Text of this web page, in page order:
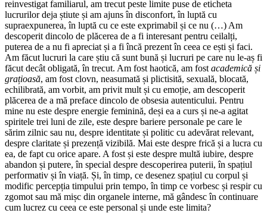
reinvestigat familiarul, am trecut peste limite puse de eticheta
lucrurilor deja știute și am ajuns în disconfort, în luptă cu
supraexpunerea, în luptă cu ce este exprimabil și ce nu (…) Am
descoperit dincolo de plăcerea de a fi interesant pentru ceilalți,
puterea de a nu fi apreciat și a fi încă prezent în ceea ce ești și faci.
Am făcut lucruri la care știu că sunt bună și lucruri pe care nu le-aș fi
făcut decât obligată, în trecut. Am fost haotică, am fost academică și
grațioasă, am fost clovn, neasumată și plictisită, sexuală, blocată,
echilibrată, am vorbit, am privit mult și cu emoție, am descoperit
plăcerea de a mă preface dincolo de obsesia autenticului. Pentru
mine nu este despre energie feminină, deși ea a curs și ne-a agitat
spiritele trei luni de zile, este despre bariere personale pe care le
sărim zilnic sau nu, despre identitate și politic cu adevărat relevant,
despre claritate și prezență vizibilă. Mai este despre frică și a lucra cu
ea, de fapt cu orice apare. A fost și este despre multă iubire, despre
abandon și putere, în special despre descoperirea puterii, în spațiul
performativ și în viață. Și, în timp, ce desenez spațiul cu corpul și
modific percepția timpului prin tempo, în timp ce vorbesc și respir cu
zgomot sau mă mișc din organele interne, mă gândesc în continuare
cum lucrez cu ceea ce este personal și unde este limita?